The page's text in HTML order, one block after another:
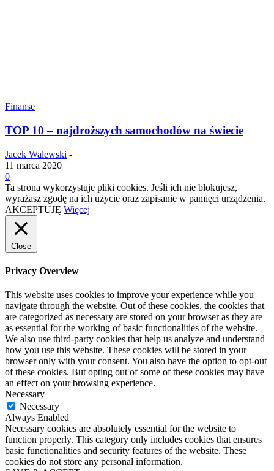
Finanse
TOP 10 – najdroższych samochodów na świecie
Jacek Walewski -
11 marca 2020
0
Ta strona wykorzystuje pliki cookies. Jeśli ich nie blokujesz,
wyrażasz zgodę na ich użycie oraz zapisanie w pamięci urządzenia.
AKCEPTUJĘ Więcej
Close
Privacy Overview
This website uses cookies to improve your experience while you
navigate through the website. Out of these cookies, the cookies that
are categorized as necessary are stored on your browser as they are
as essential for the working of basic functionalities of the website.
We also use third-party cookies that help us analyze and understand
how you use this website. These cookies will be stored in your
browser only with your consent. You also have the option to opt-out
of these cookies. But opting out of some of these cookies may have
an effect on your browsing experience.
Necessary
Necessary
Always Enabled
Necessary cookies are absolutely essential for the website to
function properly. This category only includes cookies that ensures
basic functionalities and security features of the website. These
cookies do not store any personal information.